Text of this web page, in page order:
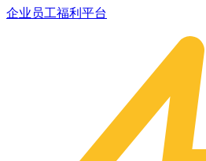
企业员工福利平台